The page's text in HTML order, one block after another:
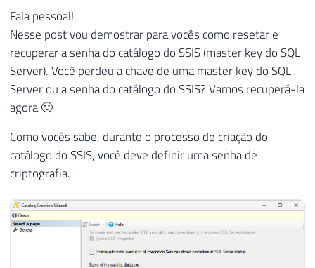
Fala pessoal!
Nesse post vou demostrar para vocês como resetar e
recuperar a senha do catálogo do SSIS (master key do SQL
Server). Você perdeu a chave de uma master key do SQL
Server ou a senha do catálogo do SSIS? Vamos recuperá-la
agora 🙂
Como vocês sabe, durante o processo de criação do
catálogo do SSIS, você deve definir uma senha de
criptografia.